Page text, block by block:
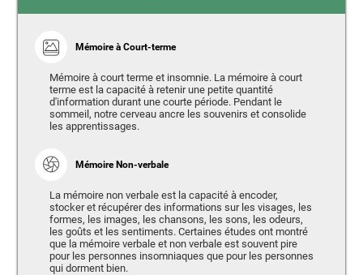
Mémoire à Court-terme
Mémoire à court terme et insomnie. La mémoire à court
terme est la capacité à retenir une petite quantité
d'information durant une courte période. Pendant le
sommeil, notre cerveau ancre les souvenirs et consolide
les apprentissages.
Mémoire Non-verbale
La mémoire non verbale est la capacité à encoder,
stocker et récupérer des informations sur les visages, les
formes, les images, les chansons, les sons, les odeurs,
les goûts et les sentiments. Certaines études ont montré
que la mémoire verbale et non verbale est souvent pire
pour les personnes insomniaques que pour les personnes
qui dorment bien.